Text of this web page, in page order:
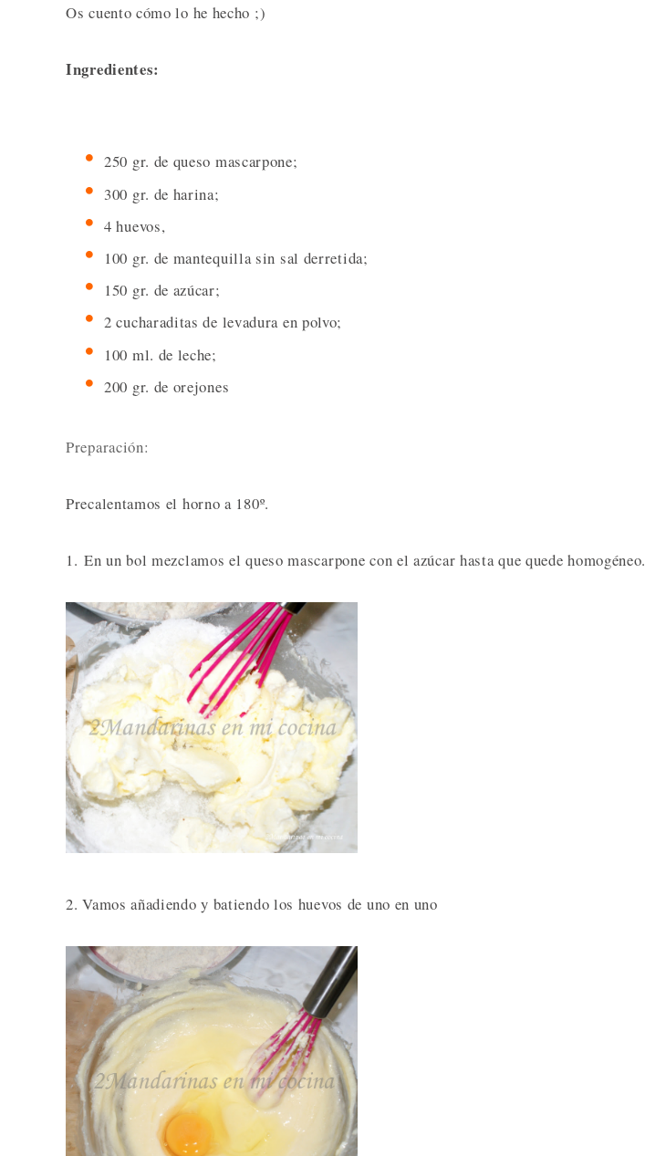
Os cuento cómo lo he hecho ;)
Ingredientes:
250 gr. de queso mascarpone;
300 gr. de harina;
4 huevos,
100 gr. de mantequilla sin sal derretida;
150 gr. de azúcar;
2 cucharaditas de levadura en polvo;
100 ml. de leche;
200 gr. de orejones
Preparación:
Precalentamos el horno a 180º.
1. En un bol mezclamos el queso mascarpone con el azúcar hasta que quede homogéneo.
2. Vamos añadiendo y batiendo los huevos de uno en uno